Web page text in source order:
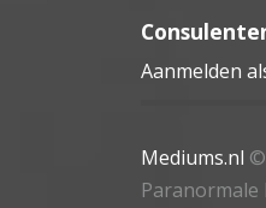
Aanmelden
Mediums.nl ©